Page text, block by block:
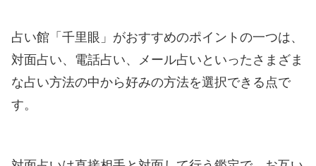
占い館「千里眼」がおすすめのポイントの一つは、
対面占い、電話占い、メール占いといったさまざま
な占い方法の中から好みの方法を選択できる点で
す。